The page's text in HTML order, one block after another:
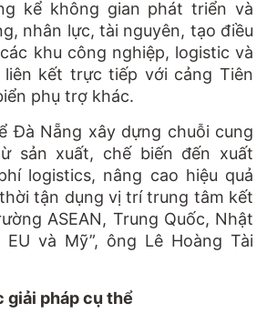
kể không gian phát triển và
nhân lực, tài nguyên, tạo điều
khu công nghiệp, logistic và
kết trực tiếp với cảng Tiên
phụ trợ khác.
Đà Nẵng xây dựng chuỗi cung
sản xuất, chế biến đến xuất
logistics, nâng cao hiệu quả
tận dụng vị trí trung tâm kết
ASEAN, Trung Quốc, Nhật
EU và Mỹ”, ông Lê Hoàng Tài
giải pháp cụ thể